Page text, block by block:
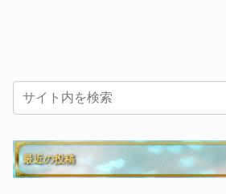
最近の投稿